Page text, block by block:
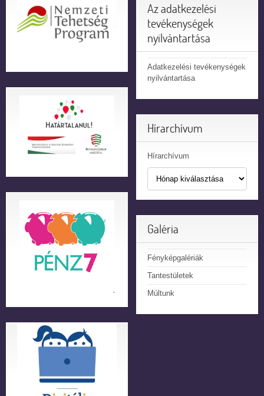
Az adatkezelési
tevékenységek
nyilvántartása
Adatkezelési tevékenységek
nyilvántartása
Hírarchívum
Hírarchívum
Galéria
Fényképgalériák
Tantestületek
Múltunk